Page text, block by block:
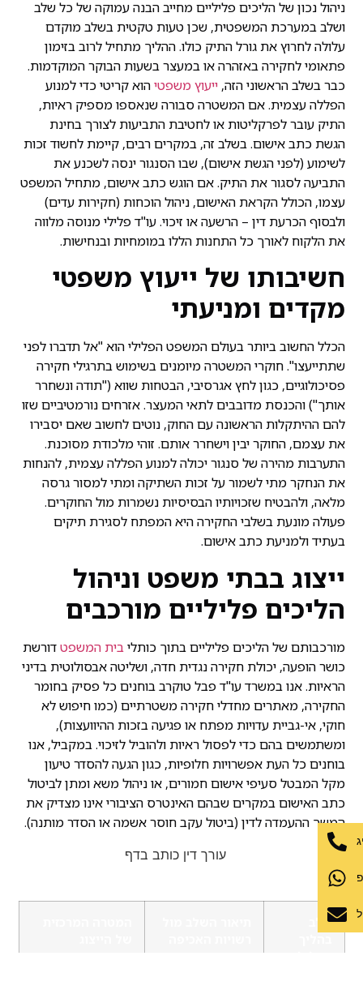
ניהול נכון של הליכים פליליים מחייב הבנה עמוקה של כל שלב
ושלב במערכת המשפטית, שכן טעות טקטית בשלב מוקדם
עלולה לחרוץ את גורל התיק כולו. ההליך מתחיל לרוב בזימון
פתאומי לחקירה באזהרה או במעצר בשעות הבוקר המוקדמות.
כבר בשלב הראשוני הזה,ייעוץ משפטיהוא קריטי כדי למנוע
הפללה עצמית. אם המשטרה סבורה שנאספו מספיק ראיות,
התיק עובר לפרקליטות או לחטיבת התביעות לצורך בחינת
הגשת כתב אישום. בשלב זה, במקרים רבים, קיימת לחשוד זכות
לשימוע (לפני הגשת אישום), שבו הסנגור ינסה לשכנע את
התביעה לסגור את התיק. אם הוגש כתב אישום, מתחיל המשפט
עצמו, הכולל הקראת האישום, ניהול הוכחות (חקירות עדים)
ולבסוף הכרעת דין – הרשעה או זיכוי. עו"ד פלילי מנוסה מלווה
את הלקוח לאורך כל התחנות הללו במומחיות ובנחישות.
חשיבותו של ייעוץ משפטי
מקדים ומניעתי
הכלל החשוב ביותר בעולם המשפט הפלילי הוא "אל תדברו לפני
שתתייעצו". חוקרי המשטרה מיומנים בשימוש בתרגילי חקירה
פסיכולוגיים, כגון לחץ אגרסיבי, הבטחות שווא ("תודה ונשחרר
אותך") והכנסת מדובבים לתאי המעצר. אזרחים נורמטיביים שזו
להם ההיתקלות הראשונה עם החוק, נוטים לחשוב שאם יסבירו
את עצמם, החוקר יבין וישחרר אותם. זוהי מלכודת מסוכנת.
התערבות מהירה של סנגור יכולה למנוע הפללה עצמית, להנחות
את הנחקר מתי לשמור על זכות השתיקה ומתי למסור גרסה
מלאה, ולהבטיח שזכויותיו הבסיסיות נשמרות מול החוקרים.
פעולה מונעת בשלבי החקירה היא המפתח לסגירת תיקים
בעתיד ולמניעת כתב אישום.
ייצוג בבתי משפט וניהול
הליכים פליליים מורכבים
מורכבותם של הליכים פליליים בתוך כותליבית המשפטדורשת
כושר הופעה, יכולת חקירה נגדית חדה, ושליטה אבסולוטית בדיני
הראיות. אנו במשרד עו"ד פבל טוקרב בוחנים כל פסיק בחומר
החקירה, מאתרים מחדלי חקירה משטרתיים (כמו חיפוש לא
חוקי, אי-גביית עדויות מפתח או פגיעה בזכות ההיוועצות),
ומשתמשים בהם כדי לפסול ראיות ולהוביל לזיכוי. במקביל, אנו
בוחנים כל העת אפשרויות חלופיות, כגון הגעה להסדר טיעון
מקל המבטל סעיפי אישום חמורים, או ניהול משא ומתן לביטול
כתב האישום במקרים שבהם האינטרס הציבורי אינו מצדיק את
המשך ההעמדה לדין (ביטול עקב חוסר אשמה או הסדר מותנה).
שלב